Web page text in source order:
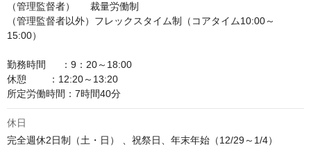
（管理監督者）　  裁量労働制
（管理監督者以外）フレックスタイム制（コアタイム10:00～
15:00）
勤務時間　  ：9：20～18:00
休憩        ：12:20～13:20
所定労働時間：7時間40分
休日
完全週休2日制（土・日） 、祝祭日、年末年始（12/29～1/4）